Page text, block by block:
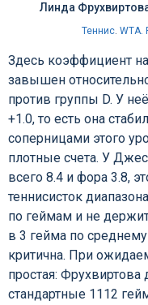
Линда
Теннис. WTA.
Здесь коэффициент
завышен
против группы D. У
+1.0, то есть она
соперницами этого
плотные счета. У
всего 8.4 и фора 3.8,
теннисисток
по геймам и не
в 3 гейма по
критична. При
простая:
стандартные 1112